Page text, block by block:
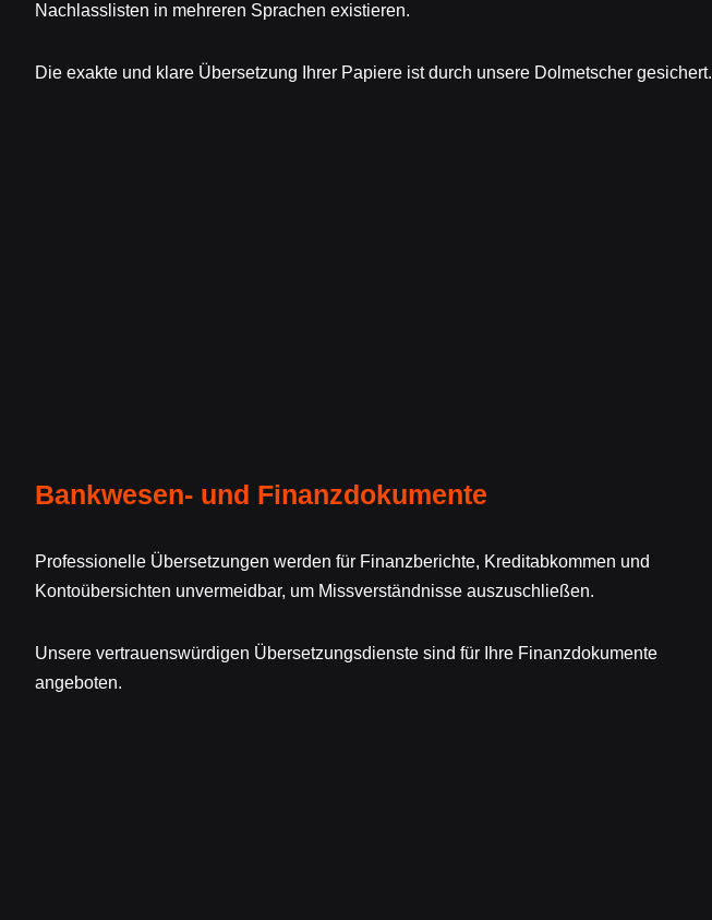
Nachlasslisten in mehreren Sprachen existieren.
Die exakte und klare Übersetzung Ihrer Papiere ist durch unsere Dolmetscher gesichert.
Bankwesen- und Finanzdokumente
Professionelle Übersetzungen werden für Finanzberichte, Kreditabkommen und
Kontoübersichten unvermeidbar, um Missverständnisse auszuschließen.
Unsere vertrauenswürdigen Übersetzungsdienste sind für Ihre Finanzdokumente
angeboten.